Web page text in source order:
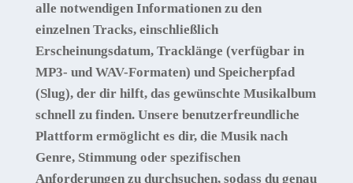
alle notwendigen Informationen zu den
einzelnen Tracks, einschließlich
Erscheinungsdatum, Tracklänge (verfügbar in
MP3- und WAV-Formaten) und Speicherpfad
(Slug), der dir hilft, das gewünschte Musikalbum
schnell zu finden. Unsere benutzerfreundliche
Plattform ermöglicht es dir, die Musik nach
Genre, Stimmung oder spezifischen
Anforderungen zu durchsuchen, sodass du genau